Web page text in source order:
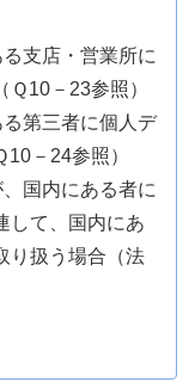
支店・営業所に
10－23参照）
第三者に個人デ
－24参照）
国内にある者に
して、国内にあ
り扱う場合（法